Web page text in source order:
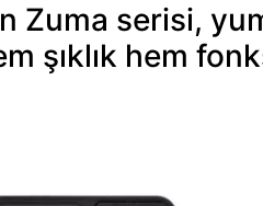
Zuma serisi,
şıklık hem